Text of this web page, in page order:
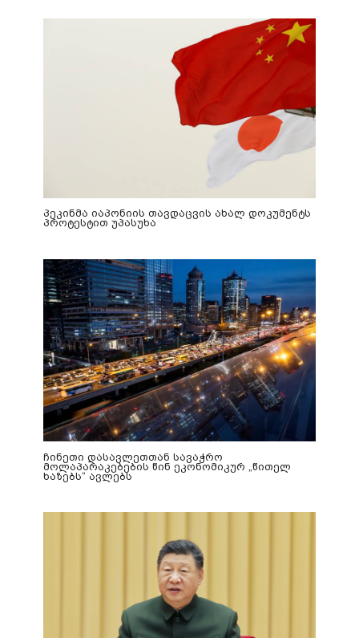
პეკინმა იაპონიის თავდაცვის ახალ დოკუმენტს
პროტესტით უპასუხა
ჩინეთი დასავლეთთან სავაჭრო
მოლაპარაკებების წინ ეკონომიკურ „წითელ
ხაზებს“ ავლებს